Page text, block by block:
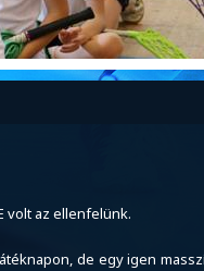
volt az ellenfelünk.
de egy igen